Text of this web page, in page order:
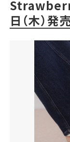
日（木）発